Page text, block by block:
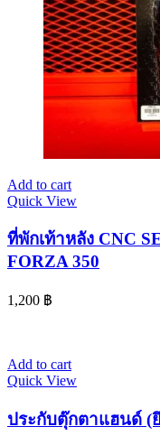
Add to cart
Quick View
ที่พักเท้าหลัง CNC
FORZA 350
1,200 ฿
Add to cart
Quick View
ประกับตุ๊กตาแฮนด์ (